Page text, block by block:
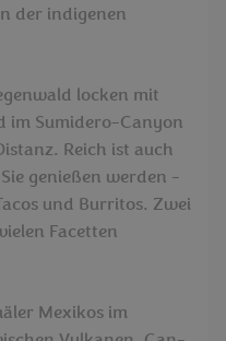
der indigenen
locken mit
im Sumidero-Canyon
Reich ist auch
genießen werden -
und Burritos. Zwei
Facetten
Mexikos im